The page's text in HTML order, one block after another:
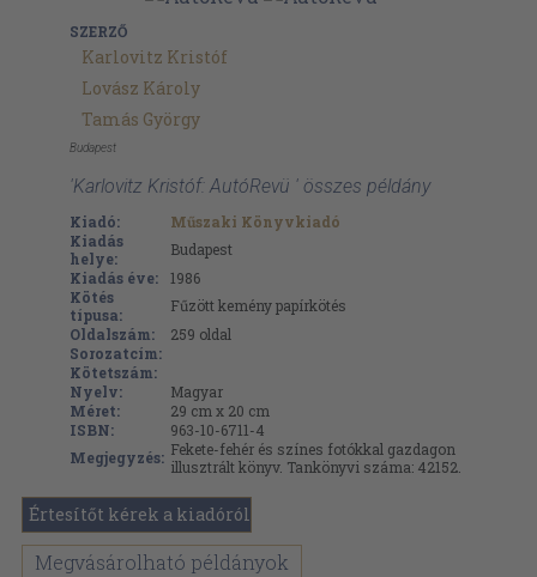
SZERZŐ
Karlovitz Kristóf
Lovász Károly
Tamás György
Budapest
'Karlovitz Kristóf: AutóRevü ' összes példány
Kiadó:
Műszaki Könyvkiadó
Kiadás
helye:
Budapest
Kiadás éve:
1986
Kötés
típusa:
Fűzött kemény papírkötés
Oldalszám:
259 oldal
Sorozatcím:
Kötetszám:
Nyelv:
Magyar
Méret:
29 cm x 20 cm
ISBN:
963-10-6711-4
Megjegyzés: Fekete-fehér és színes fotókkal gazdagon
illusztrált könyv. Tankönyvi száma: 42152.
Értesítőt kérek a kiadóról
Megvásárolható példányok